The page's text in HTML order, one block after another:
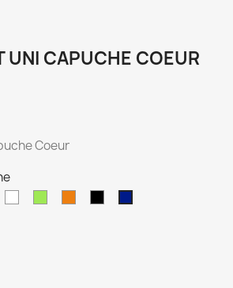
UNI CAPUCHE COEUR
Coeur